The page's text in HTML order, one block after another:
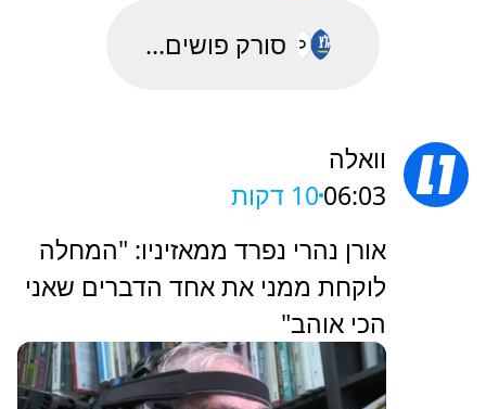
סורק פושים...
וואלה
06:0310 דקות
אורן נהרי נפרד ממאזיניו: "המחלה
לוקחת ממני את אחד הדברים שאני
הכי אוהב"